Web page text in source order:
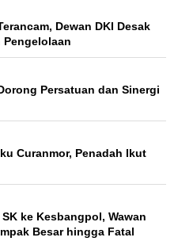
Dewan DKI Desak
Pengelolaan
Persatuan dan Sinergi
Curanmor, Penadah Ikut
ke Kesbangpol, Wawan
Besar hingga Fatal